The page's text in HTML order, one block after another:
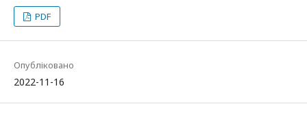
PDF
Опубліковано
2022-11-16